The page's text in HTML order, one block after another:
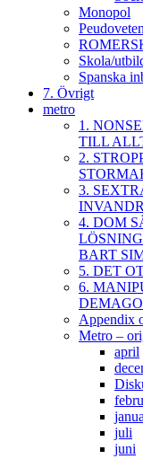
Monopol
Skola/
Spanska
7. Övrigt
metro
1.
TILL
2.
3.
4. DOM
BART
5. DET
6.
Appendix
Metro –
april
juli
juni